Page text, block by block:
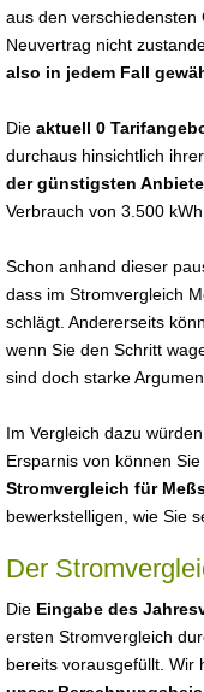
aus den verschiedensten
Neuvertrag nicht
also in jedem Fall
Die aktuell 0
durchaus hinsichtlich
der günstigsten
Verbrauch von 3.500
Schon anhand dieser
dass im Stromvergleich
schlägt. Andererseits
wenn Sie den Schritt
sind doch starke
Im Vergleich dazu
Ersparnis von können
Stromvergleich für
bewerkstelligen, wie Sie
Der
Die Eingabe des
ersten Stromvergleich
bereits vorausgefüllt. Wir